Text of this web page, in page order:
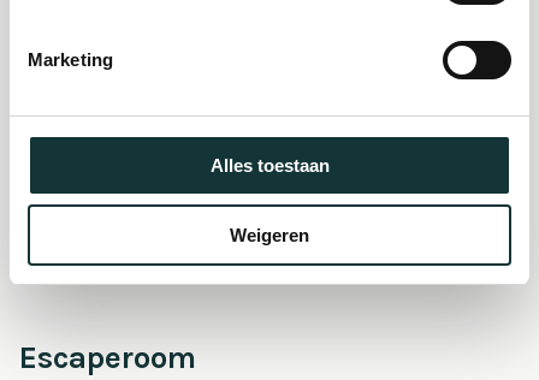
Marketing
Alles toestaan
Weigeren
museum
Onderhoud &
Restauratie
Café Pieter
Escaperoom